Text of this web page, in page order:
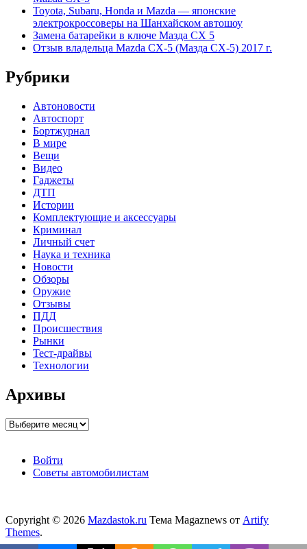
Toyota, Subaru, Honda и Mazda — японские
электрокроссоверы на Шанхайском автошоу
Замена батарейки в ключе Мазда СХ 5
Отзыв владельца Mazda CX-5 (Мазда СХ-5) 2017 г.
Рубрики
Автоновости
Автоспорт
Бортжурнал
В мире
Вещи
Видео
Гаджеты
ДТП
Истории
Комплектующие и аксессуары
Криминал
Личный счет
Наука и техника
Новости
Обзоры
Оружие
Отзывы
ПДД
Происшествия
Рынки
Тест-драйвы
Технологии
Архивы
Архивы
Войти
Советы автомобилистам
Copyright © 2026 Mazdastok.ru Тема Magaznews от Artify
Themes.